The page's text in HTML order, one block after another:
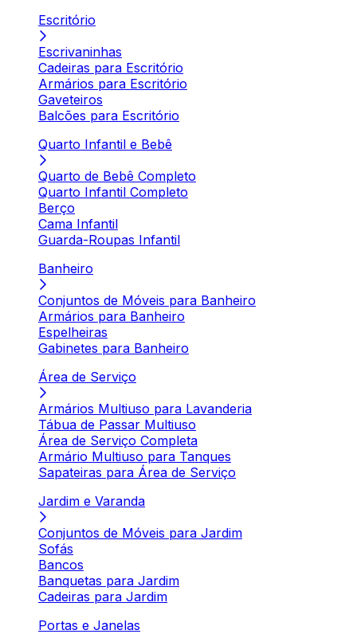
Escritório
Escrivaninhas
Cadeiras para Escritório
Armários para Escritório
Gaveteiros
Balcões para Escritório
Quarto Infantil e Bebê
Quarto de Bebê Completo
Quarto Infantil Completo
Berço
Cama Infantil
Guarda-Roupas Infantil
Banheiro
Conjuntos de Móveis para Banheiro
Armários para Banheiro
Espelheiras
Gabinetes para Banheiro
Área de Serviço
Armários Multiuso para Lavanderia
Tábua de Passar Multiuso
Área de Serviço Completa
Armário Multiuso para Tanques
Sapateiras para Área de Serviço
Jardim e Varanda
Conjuntos de Móveis para Jardim
Sofás
Bancos
Banquetas para Jardim
Cadeiras para Jardim
Portas e Janelas